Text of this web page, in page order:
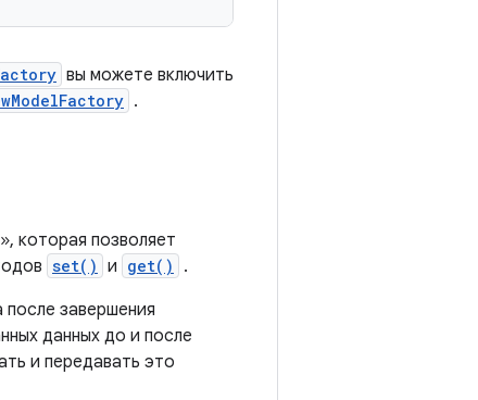
вы можете включить
.
которая позволяет
set() и get()
.
после завершения
данных до и после
и передавать это